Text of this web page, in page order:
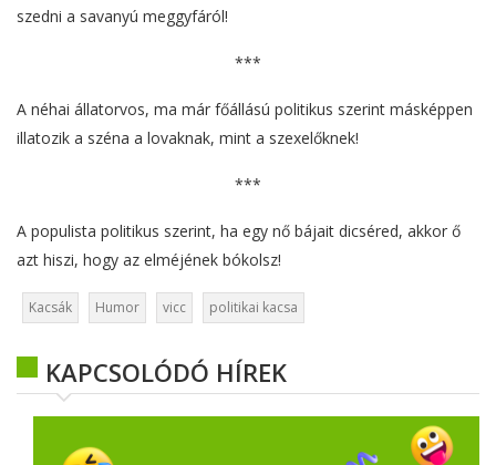
szedni a savanyú meggyfáról!
***
A néhai állatorvos, ma már főállású politikus szerint másképpen
illatozik a széna a lovaknak, mint a szexelőknek!
***
A populista politikus szerint, ha egy nő bájait dicséred, akkor ő
azt hiszi, hogy az elméjének bókolsz!
Kacsák Humor vicc politikai kacsa
KAPCSOLÓDÓ HÍREK